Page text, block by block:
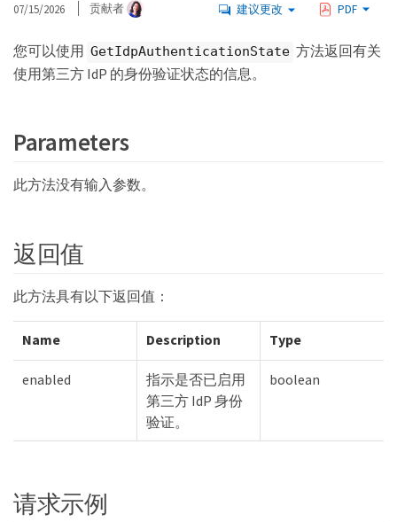
07/15/2026 贡献者 建议更改 PDF
您可以使用 GetIdpAuthenticationState 方法返回有关
使用第三方 IdP 的身份验证状态的信息。
Parameters
此方法没有输入参数。
返回值
此方法具有以下返回值：
Name Description Type
enabled
指示是否已启用
第三方 IdP 身份
验证。
boolean
请求示例